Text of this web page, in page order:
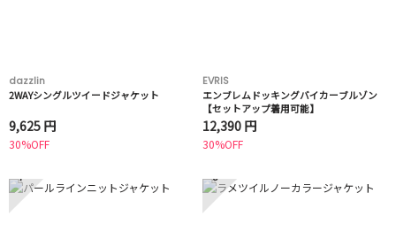
dazzlin
2WAYシングルツイードジャケット
9,625 円
30%OFF
EVRIS
エンブレムドッキングバイカーブルゾン
【セットアップ着用可能】
12,390 円
30%OFF
7 8